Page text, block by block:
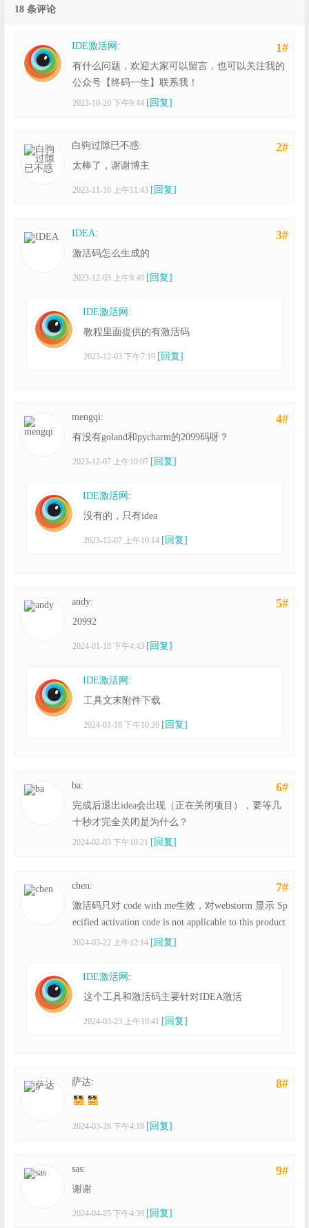
18 条评论
1#
IDE激活网 :
有什么问题，欢迎大家可以留言，也可以关注我的
公众号【终码一生】联系我！
2023-10-20 下午9:44 [回复]
2#
白驹过隙已不惑:
太棒了，谢谢博主
2023-11-10 上午11:43 [回复]
3#
IDEA:
激活码怎么生成的
2023-12-03 上午9:40 [回复]
IDE激活网 :
教程里面提供的有激活码
2023-12-03 下午7:19 [回复]
4#
mengqi:
有没有goland和pycharm的2099码呀？
2023-12-07 上午10:07 [回复]
IDE激活网 :
没有的，只有idea
2023-12-07 上午10:14 [回复]
5#
andy:
20992
2024-01-18 下午4:43 [回复]
IDE激活网 :
工具文末附件下载
2024-01-18 下午10:20 [回复]
6#
ba:
完成后退出idea会出现（正在关闭项目），要等几
十秒才完全关闭是为什么？
2024-02-03 下午10:21 [回复]
7#
chen:
激活码只对 code with me生效，对webstorm 显示 Sp
ecified activation code is not applicable to this product
2024-03-22 上午12:14 [回复]
IDE激活网 :
这个工具和激活码主要针对IDEA激活
2024-03-23 上午10:41 [回复]
8#
萨达:
2024-03-28 下午4:18 [回复]
9#
sas:
谢谢
2024-04-25 下午4:39 [回复]